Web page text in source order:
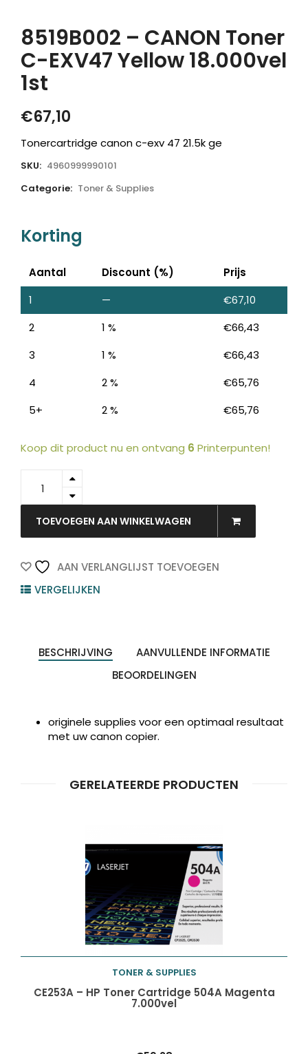
8519B002 – CANON Toner
C-EXV47 Yellow 18.000vel
1st
€67,10
Tonercartridge canon c-exv 47 21.5k ge
SKU: 4960999990101
Categorie: Toner & Supplies
Korting
Aantal Discount (%)
Prijs
1
— €67,10
2
1 % €66,43
3
1 % €66,43
4
2 % €65,76
5+
2 % €65,76
Koop dit product nu en ontvang 6 Printerpunten!
CANON
Toner
C-
Yellow
18.000vel
1st
TOEVOEGEN AAN WINKELWAGEN
AAN VERLANGLIJST TOEVOEGEN
VERGELIJKEN
BESCHRIJVING
AANVULLENDE INFORMATIE
BEOORDELINGEN
originele supplies voor een optimaal resultaat
met uw canon copier.
GERELATEERDE PRODUCTEN
Toevoegen aan
TONER & SUPPLIES
CE253A – HP Toner Cartridge 504A Magenta
7.000vel
zoeken ZOEKEN